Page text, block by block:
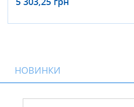
НОВИНКИ